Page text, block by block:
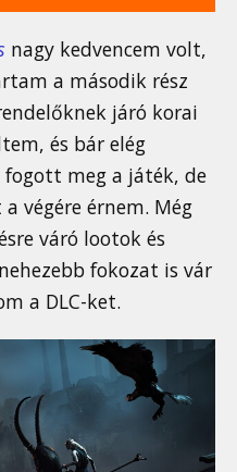
nagy kedvencem volt,
a második rész
járó korai
és bár elég
meg a játék, de
végére érnem. Még
váró lootok és
fokozat is vár
a DLC-ket.